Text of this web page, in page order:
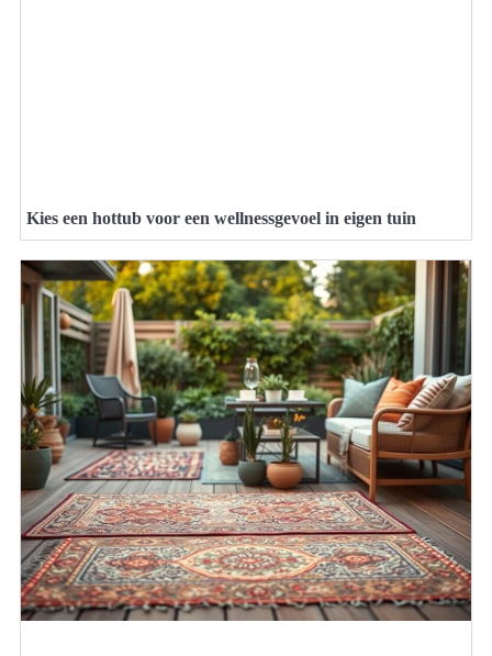
Kies een hottub voor een wellnessgevoel in eigen tuin